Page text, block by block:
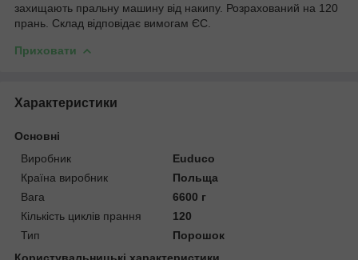
захищають пральну машину від накипу. Розрахований на 120
прань. Склад відповідає вимогам ЄС.
Приховати
Характеристики
Основні
Виробник
Euduco
Країна виробник
Польща
Вага
6600 г
Кількість циклів прання
120
Тип
Порошок
Користувальницькі характеристики